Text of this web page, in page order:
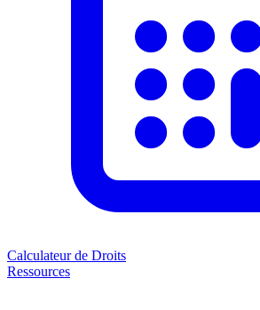
Calculateur de Droits
Ressources